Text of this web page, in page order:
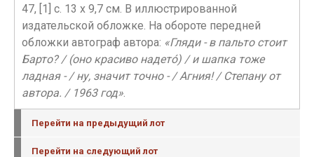
47, [1] с. 13 х 9,7 см. В иллюстрированной
издательской обложке. На обороте передней
обложки автограф автора: «Гляди - в пальто стоит
Барто? / (оно красиво надето́) / и шапка тоже
ладная - / ну, значит точно - / Агния! / Степану от
автора. / 1963 год».
Перейти на предыдущий лот
Перейти на следующий лот